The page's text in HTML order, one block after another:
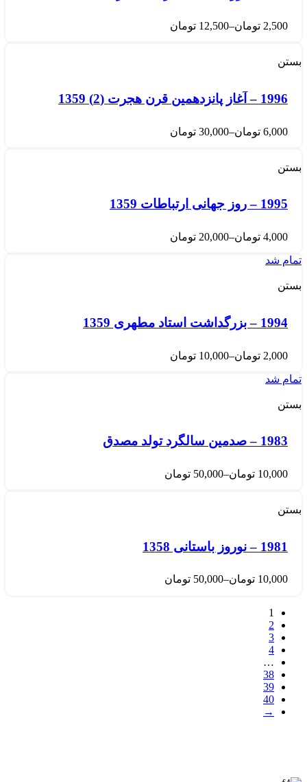
2,500 تومان–
12,500 تومان
بستن
1996 – آغاز پانزدهمین قرن هجرت (2) 1359
6,000 تومان–
30,000 تومان
بستن
1995 – روز جهانی ارتباطات 1359
4,000 تومان–
20,000 تومان
تمام شد
بستن
1994 – بزرگداشت استاد مطهری 1359
2,000 تومان–
10,000 تومان
تمام شد
بستن
1983 – صدمین سالگرد تولد مصدق
10,000 تومان–
50,000 تومان
بستن
1981 – نوروز باستانی 1358
10,000 تومان–
50,000 تومان
1
2
3
4
…
38
39
40
→